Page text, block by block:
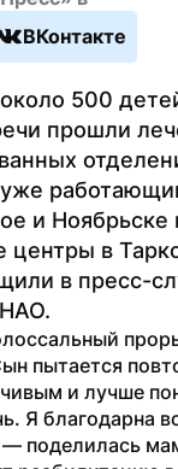
ВКонтакте
500
прошли
и Ноябрьске
центры в
в пресс-
пытается
и лучше
Я благодарна
— поделилась